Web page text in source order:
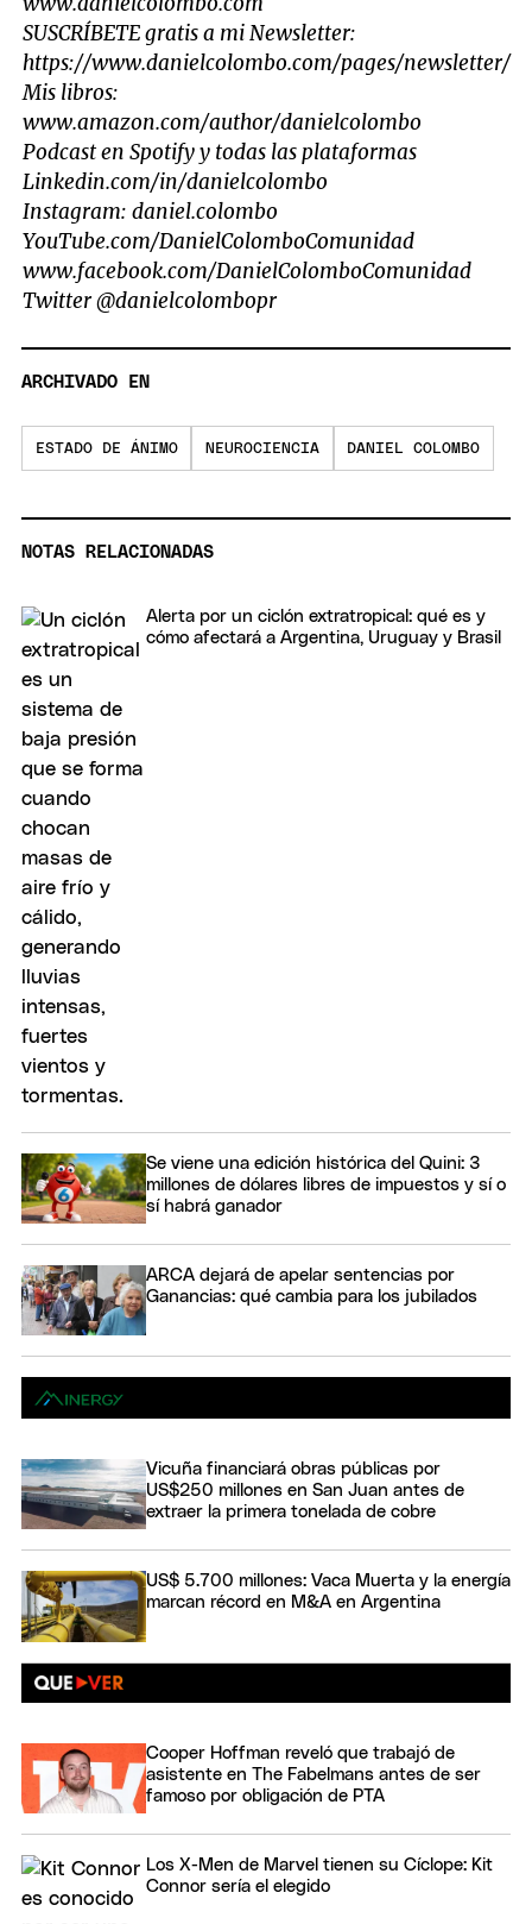
SUSCRÍBETE gratis a mi Newsletter:
https://www.danielcolombo.com/pages/newsletter/
Mis libros:
www.amazon.com/author/danielcolombo
Podcast en Spotify y todas las plataformas
Linkedin.com/in/danielcolombo
Instagram: daniel.colombo
YouTube.com/DanielColomboComunidad
www.facebook.com/DanielColomboComunidad
Twitter @danielcolombopr
ARCHIVADO EN
ESTADO DE ÁNIMO NEUROCIENCIA DANIEL COLOMBO
NOTAS RELACIONADAS
Alerta por un ciclón extratropical: qué es y
cómo afectará a Argentina, Uruguay y Brasil
Se viene una edición histórica del Quini: 3
millones de dólares libres de impuestos y sí o
sí habrá ganador
ARCA dejará de apelar sentencias por
Ganancias: qué cambia para los jubilados
Vicuña financiará obras públicas por
US$250 millones en San Juan antes de
extraer la primera tonelada de cobre
US$ 5.700 millones: Vaca Muerta y la energía
marcan récord en M&A en Argentina
Cooper Hoffman reveló que trabajó de
asistente en The Fabelmans antes de ser
famoso por obligación de PTA
Los X-Men de Marvel tienen su Cíclope: Kit
Connor sería el elegido